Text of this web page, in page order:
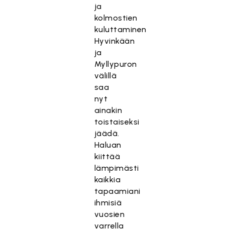
ja
kolmostien
kuluttaminen
Hyvinkään
ja
Myllypuron
välillä
saa
nyt
ainakin
toistaiseksi
jäädä.
Haluan
kiittää
lämpimästi
kaikkia
tapaamiani
ihmisiä
vuosien
varrella